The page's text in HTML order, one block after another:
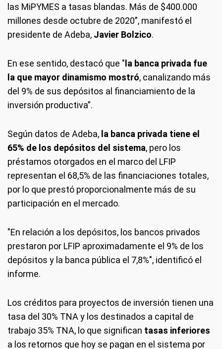
las MiPYMES a tasas blandas. Más de $400.000
millones desde octubre de 2020”, manifestó el
presidente de Adeba, Javier Bolzico.
En ese sentido, destacó que " la banca privada fue
la que mayor dinamismo mostró, canalizando más
del 9% de sus depósitos al financiamiento de la
inversión productiva”.
Según datos de Adeba, la banca privada tiene el
65% de los depósitos del sistema, pero los
préstamos otorgados en el marco del LFIP
representan el 68,5% de las financiaciones totales,
por lo que prestó proporcionalmente más de su
participación en el mercado.
"En relación a los depósitos, los bancos privados
prestaron por LFIP aproximadamente el 9% de los
depósitos y la banca pública el 7,8%", identificó el
informe.
Los créditos para proyectos de inversión tienen una
tasa del 30% TNA y los destinados a capital de
trabajo 35% TNA, lo que significan tasas inferiores
a los retornos que hoy se pagan en el sistema por